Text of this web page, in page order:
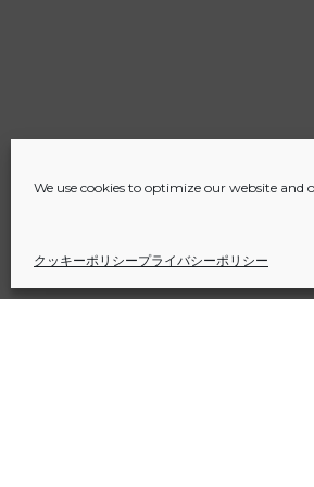
We use cookies to optimize our website and
クッキーポリシープライバシーポリシー